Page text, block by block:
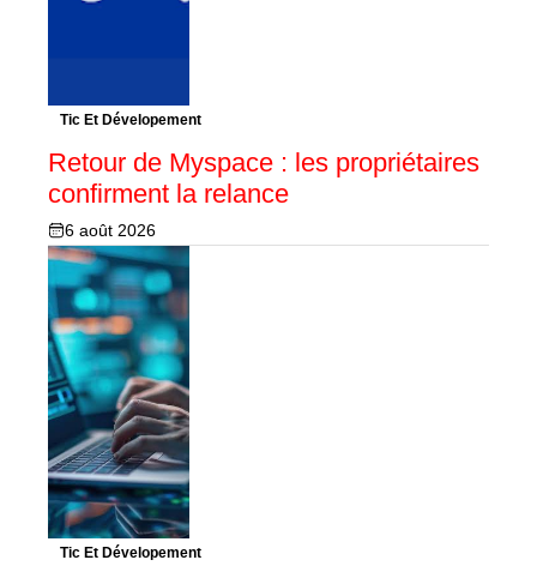
Tic Et Dévelopement
Retour de Myspace : les propriétaires
confirment la relance
6 août 2026
Tic Et Dévelopement